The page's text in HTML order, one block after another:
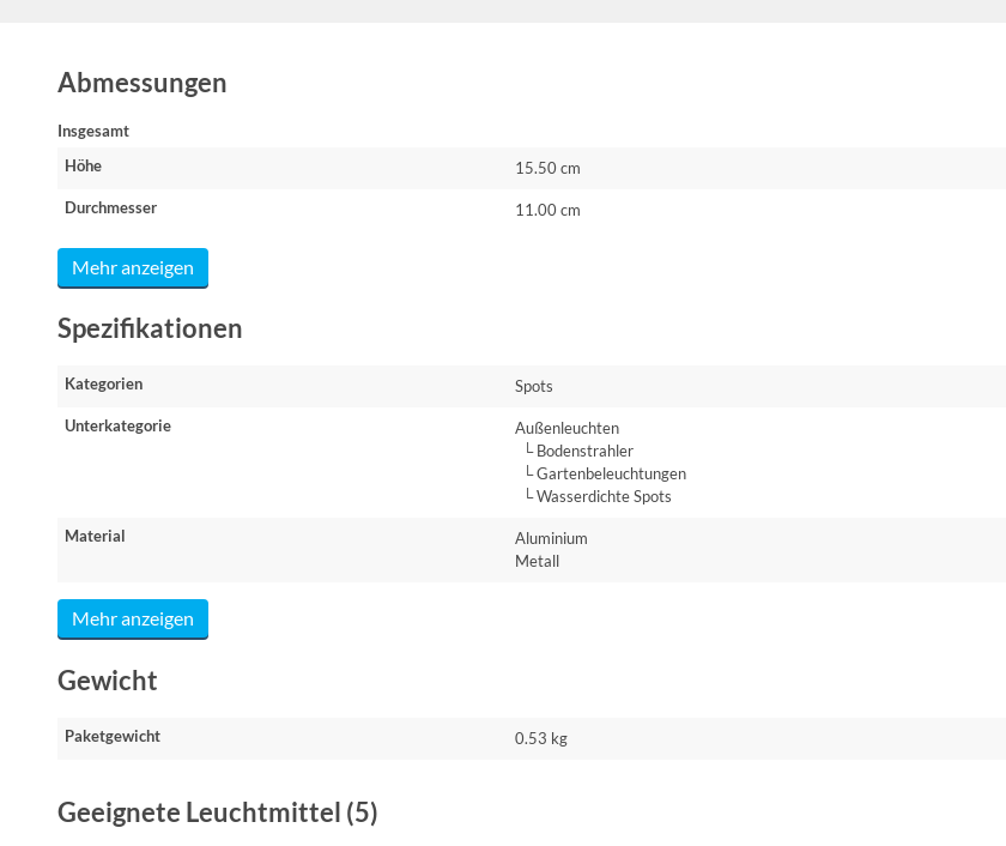
Abmessungen
Insgesamt
Höhe
15.50 cm
Durchmesser 11.00 cm
Mehr anzeigen
Spezifikationen
Kategorien Spots
Unterkategorie
Außenleuchten
└ Bodenstrahler
└ Gartenbeleuchtungen
└ Wasserdichte Spots
Material
Aluminium
Metall
Mehr anzeigen
Gewicht
Paketgewicht 0.53 kg
Geeignete Leuchtmittel (5)